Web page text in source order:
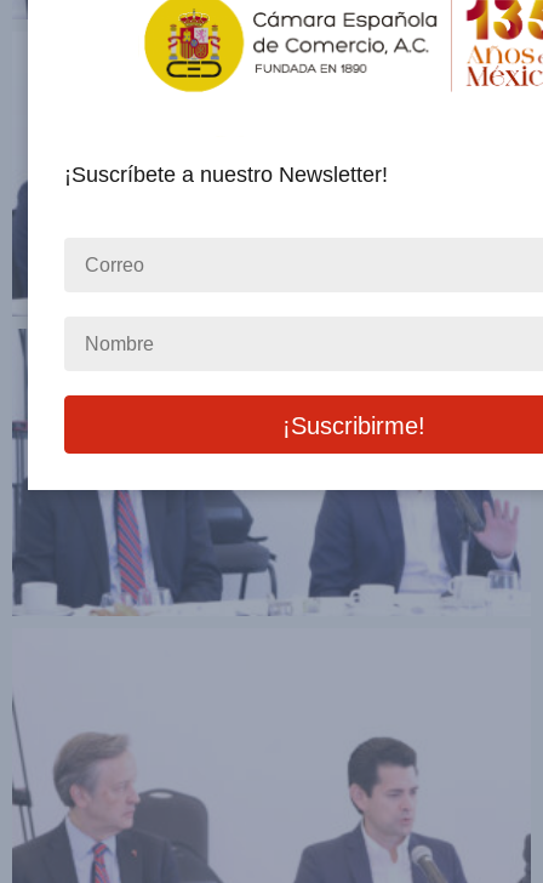
¡Suscríbete a nuestro Newsletter!